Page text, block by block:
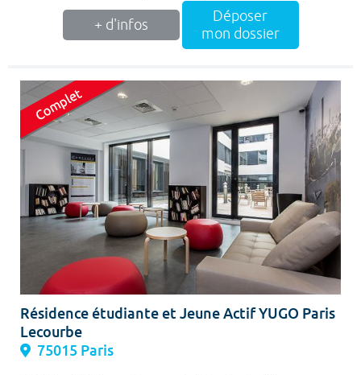
+ d'infos
Déposer
mon dossier
Résidence étudiante et Jeune Actif YUGO Paris
Lecourbe
75015 Paris